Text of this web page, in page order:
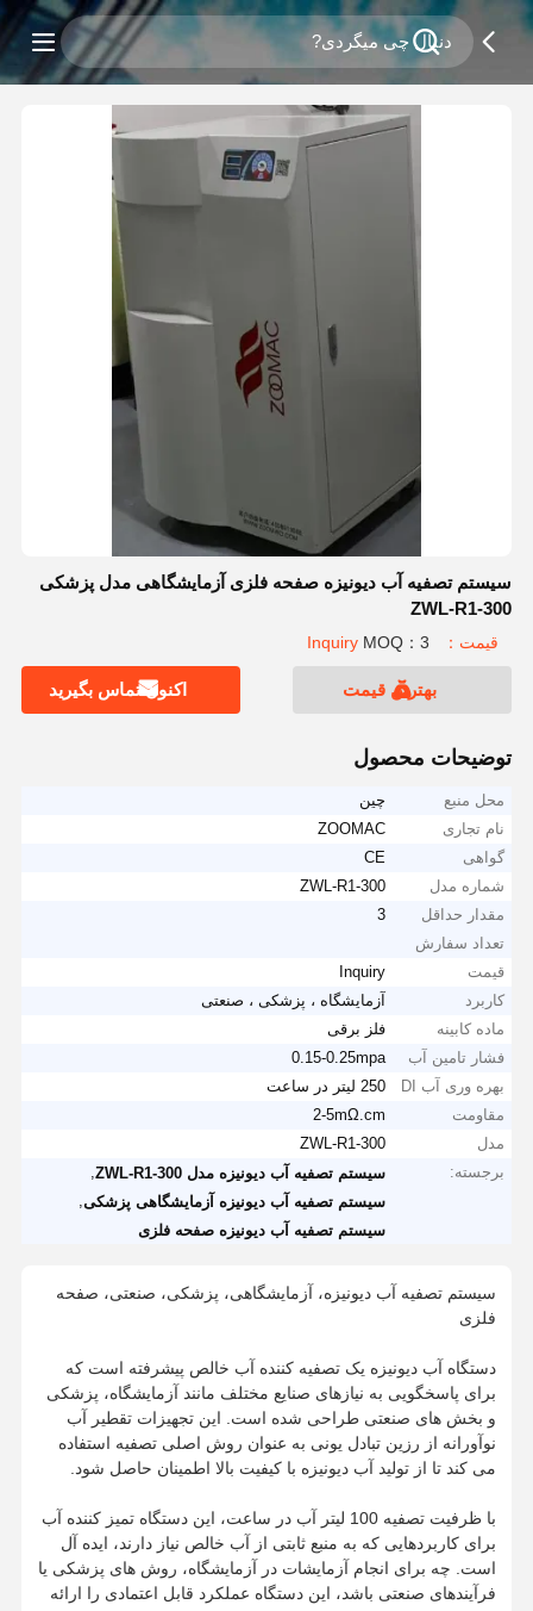
سیستم تصفیه آب دیونیزه صفحه فلزی آزمایشگاهی مدل پزشکی
ZWL-R1-300
قیمت：Inquiry MOQ：3
بهترین قیمت اکنون تماس بگیرید
توضیحات محصول
محل منبع
چین
نام تجاری
ZOOMAC
گواهی
CE
شماره مدل
ZWL-R1-300
مقدار حداقل
تعداد سفارش
3
قیمت
Inquiry
کاربرد
آزمایشگاه ، پزشکی ، صنعتی
ماده کابینه
فلز برقی
فشار تامین آب
0.15-0.25mpa
بهره وری آب DI
250 لیتر در ساعت
مقاومت
2-5mΩ.cm
مدل
ZWL-R1-300
برجسته:
سیستم تصفیه آب دیونیزه مدل ZWL-R1-300
سیستم تصفیه آب دیونیزه آزمایشگاهی پزشکی
سیستم تصفیه آب دیونیزه صفحه فلزی
سیستم تصفیه آب دیونیزه، آزمایشگاهی، پزشکی، صنعتی، صفحه
فلزی
دستگاه آب دیونیزه یک تصفیه کننده آب خالص پیشرفته است که
برای پاسخگویی به نیازهای صنایع مختلف مانند آزمایشگاه، پزشکی
و بخش های صنعتی طراحی شده است. این تجهیزات تقطیر آب
نوآورانه از رزین تبادل یونی به عنوان روش اصلی تصفیه استفاده
می کند تا از تولید آب دیونیزه با کیفیت بالا اطمینان حاصل شود.
با ظرفیت تصفیه 100 لیتر آب در ساعت، این دستگاه تمیز کننده آب
برای کاربردهایی که به منبع ثابتی از آب خالص نیاز دارند، ایده آل
است. چه برای انجام آزمایشات در آزمایشگاه، روش های پزشکی یا
فرآیندهای صنعتی باشد، این دستگاه عملکرد قابل اعتمادی را ارائه